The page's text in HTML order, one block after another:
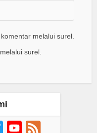
melalui surel.
surel.
Twitter YouTube